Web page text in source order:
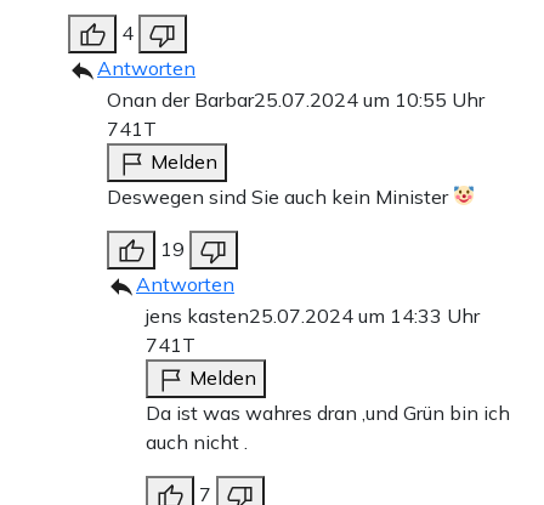
4
Antworten
Onan der Barbar25.07.2024 um 10:55 Uhr
741T
Melden
Deswegen sind Sie auch kein Minister
19
Antworten
jens kasten25.07.2024 um 14:33 Uhr
741T
Melden
Da ist was wahres dran ,und Grün bin ich
auch nicht .
7